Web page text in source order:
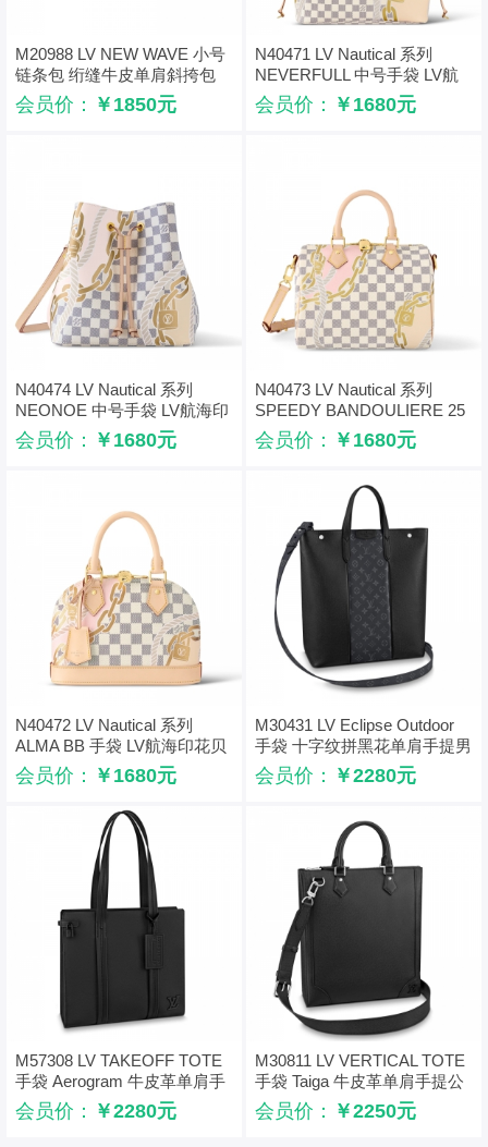
M20988 LV NEW WAVE 小号
链条包 绗缝牛皮单肩斜挎包
白色
会员价： ￥1850元
N40471 LV Nautical 系列
NEVERFULL 中号手袋 LV航
海印花购物袋
会员价： ￥1680元
N40474 LV Nautical 系列
NEONOE 中号手袋 LV航海印
花水桶包
会员价： ￥1680元
N40473 LV Nautical 系列
SPEEDY BANDOULIERE 25
手袋 LV航海印花枕头包
会员价： ￥1680元
N40472 LV Nautical 系列
ALMA BB 手袋 LV航海印花贝
壳包
会员价： ￥1680元
M30431 LV Eclipse Outdoor
手袋 十字纹拼黑花单肩手提男
士购物袋
会员价： ￥2280元
M57308 LV TAKEOFF TOTE
手袋 Aerogram 牛皮革单肩手
提公文包
会员价： ￥2280元
M30811 LV VERTICAL TOTE
手袋 Taiga 牛皮革单肩手提公
文包
会员价： ￥2250元